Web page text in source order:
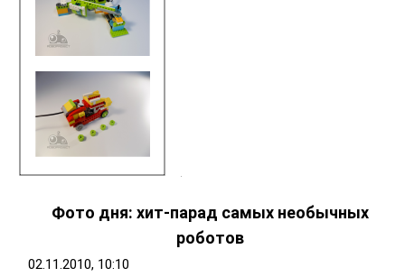
Фото дня: хит-парад самых необычных
роботов
02.11.2010, 10:10